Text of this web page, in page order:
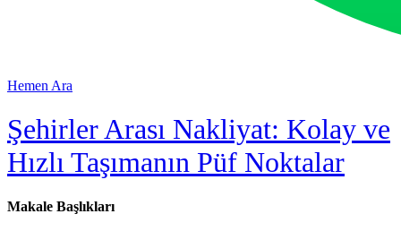
Hemen Ara
Şehirler Arası Nakliyat: Kolay ve
Hızlı Taşımanın Püf Noktalar
Makale Başlıkları